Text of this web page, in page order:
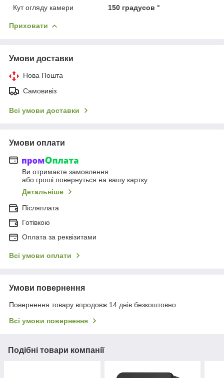
Кут огляду камери
150 градусов °
Приховати
Умови доставки
Нова Пошта
Самовивіз
Всі умови доставки
Умови оплати
Ви отримаєте замовлення
або гроші повернуться на вашу картку
Детальніше
Післяплата
Готівкою
Оплата за реквізитами
Всі умови оплати
Умови повернення
Повернення товару впродовж 14 днів безкоштовно
Всі умови повернення
Подібні товари компанії